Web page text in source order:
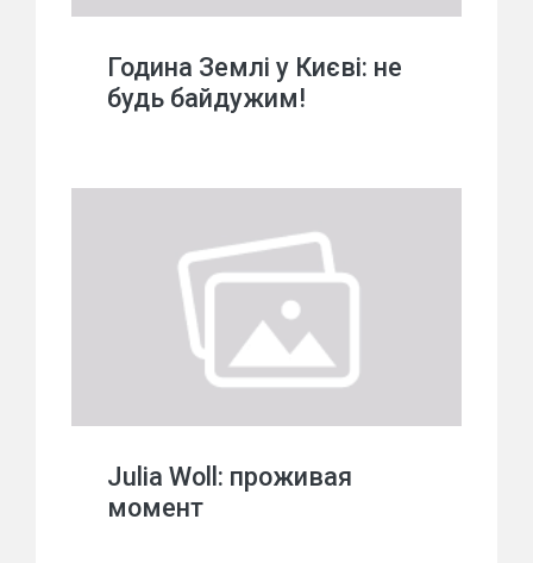
Година Землі у Києві: не
будь байдужим!
Julia Woll: проживая
момент